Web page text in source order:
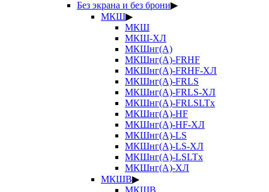
Без экрана и без брони▶
МКШ▶
МКШ
МКШ-ХЛ
МКШнг(А)
МКШнг(А)-FRHF
МКШнг(А)-FRHF-ХЛ
МКШнг(А)-FRLS
МКШнг(А)-FRLS-ХЛ
МКШнг(А)-FRLSLTx
МКШнг(А)-HF
МКШнг(А)-HF-ХЛ
МКШнг(А)-LS
МКШнг(А)-LS-ХЛ
МКШнг(А)-LSLTx
МКШнг(А)-ХЛ
МКШВ▶